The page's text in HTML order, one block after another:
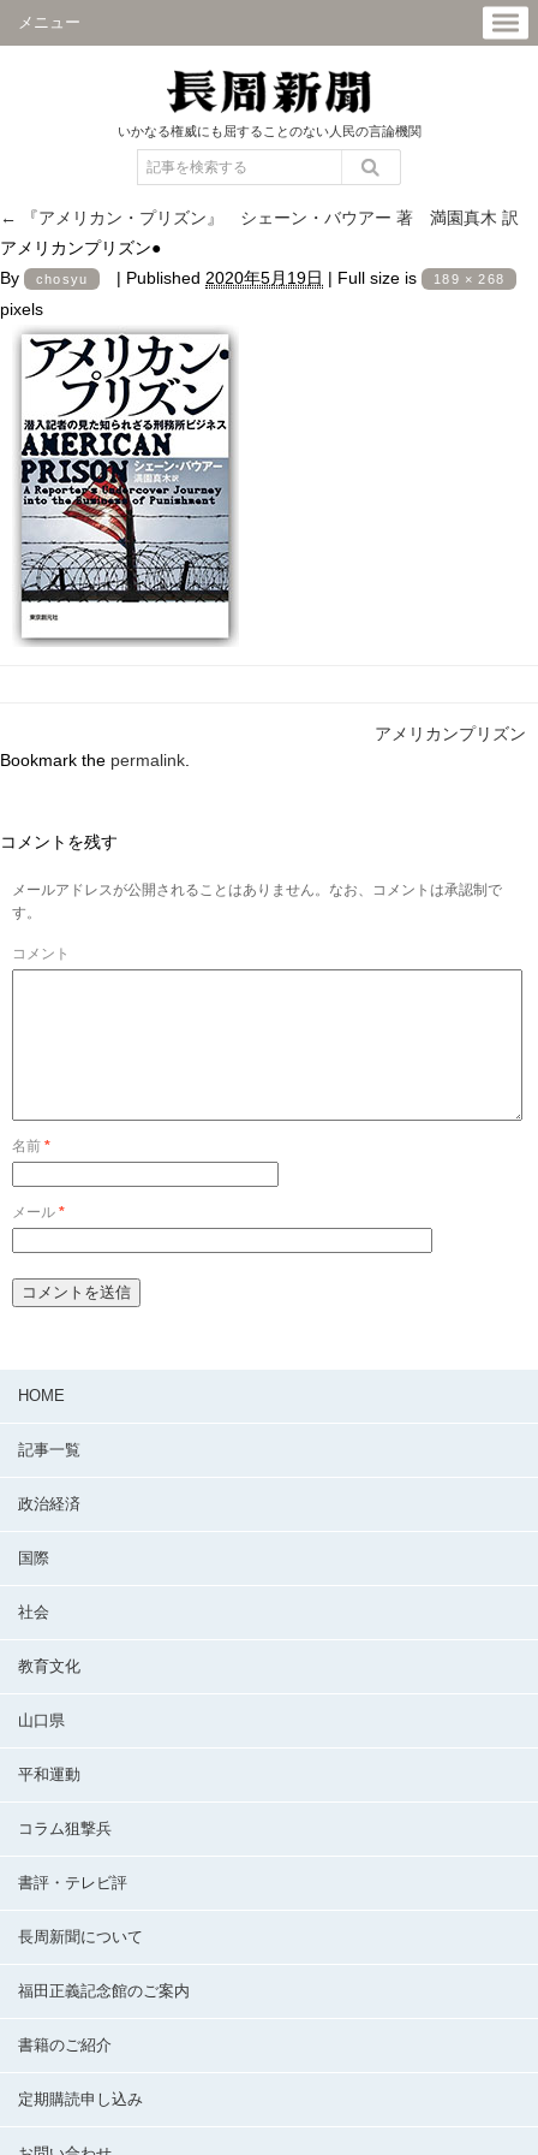
メニュー
いかなる権威にも屈することのない人民の言論機関
←
『アメリカン・プリズン』 シェーン・バウアー 著 満園真木 訳
アメリカンプリズン●
By
chosyu | Published 2020年5月19日 | Full size is 189 × 268
pixels
アメリカンプリズン
Bookmark the permalink
コメントを残す
メールアドレスが公開されることはありません。なお、コメントは承認制で
す。
コメント
名前 *
メール *
HOME
記事一覧
政治経済
国際
社会
教育文化
山口県
平和運動
コラム狙撃兵
書評・テレビ評
長周新聞について
福田正義記念館のご案内
書籍のご紹介
定期購読申し込み